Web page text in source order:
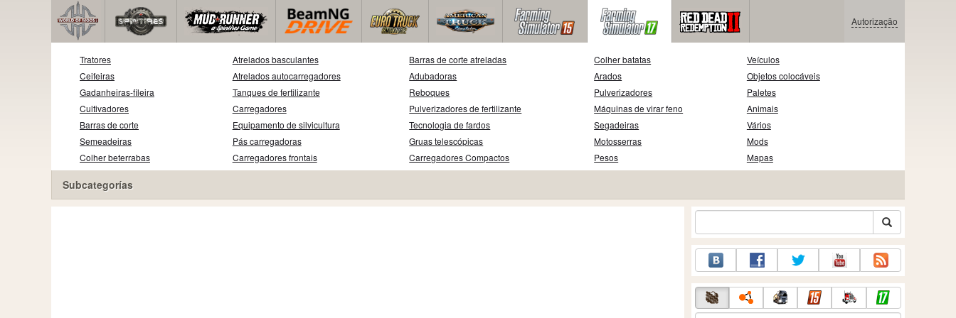
Autorização
Tratores
Ceifeiras
Gadanheiras-fileira
Cultivadores
Barras de corte
Semeadeiras
Colher beterrabas
Atrelados basculantes
Atrelados autocarregadores
Tanques de fertilizante
Carregadores
Equipamento de silvicultura
Pás carregadoras
Carregadores frontais
Barras de corte atreladas
Adubadoras
Reboques
Pulverizadores de fertilizante
Tecnologia de fardos
Gruas telescópicas
Carregadores Compactos
Colher batatas
Arados
Pulverizadores
Máquinas de virar feno
Segadeiras
Motosserras
Pesos
Veículos
Objetos colocáveis
Paletes
Animais
Vários
Mods
Mapas
Subcategorías